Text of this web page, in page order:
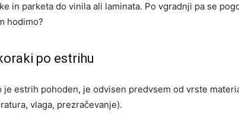
in parketa do vinila ali laminata. Po vgradnji pa se
hodimo?
po estrihu
je estrih pohoden, je odvisen predvsem od vrste
vlaga, prezračevanje).